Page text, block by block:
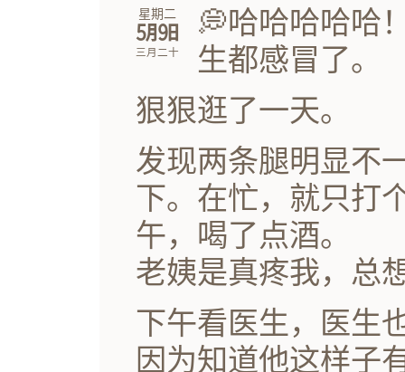
星期二
㋄㏨
三月二十
💭哈哈哈哈哈
生都感冒了。
狠狠逛了一天。
发现两条腿明显不
下。在忙，就只打
午，喝了点酒。
老姨是真疼我，总
下午看医生，医生
因为知道他这样子